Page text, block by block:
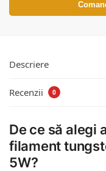
Descriere
Recenzii 0
De ce să alegi
filament
5W?